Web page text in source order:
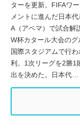
ターを更新。FIFAワ
メントに進んだ日本
A（アベマ）で試合解
W杯カタール大会の
国際スタジアムで行
利。1次リーグを2勝1
出を決めた。日本代…